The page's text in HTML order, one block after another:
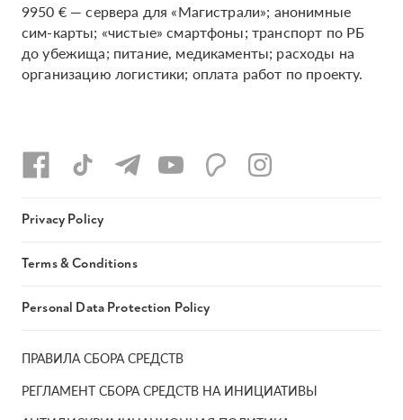
9950 € — сервера для «Магистрали»; анонимные
сим-карты; «чистые» смартфоны; транспорт по РБ
до убежища; питание, медикаменты; расходы на
организацию логистики; оплата работ по проекту.
ПРАВИЛА СБОРА СРЕДСТВ
РЕГЛАМЕНТ СБОРА СРЕДСТВ НА ИНИЦИАТИВЫ
Privacy Policy
Terms & Conditions
Personal Data Protection Policy